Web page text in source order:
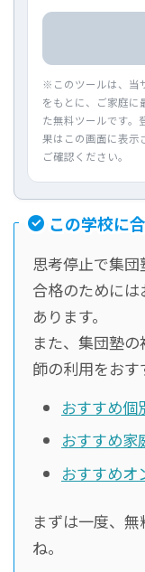
※このツールは、当
をもとに、ご家庭に
た無料ツールです。
果はこの画面に表示
ご確認ください。
この学校に
思考停止で集団
合格のために
あります。
また、集団塾
師の利用をおす
おすすめ個
おすすめ家
おすすめオ
まずは一度、
ね。